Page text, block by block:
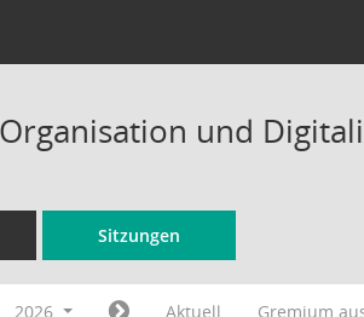
und
Sitzungen
2026 Aktuell Gremium